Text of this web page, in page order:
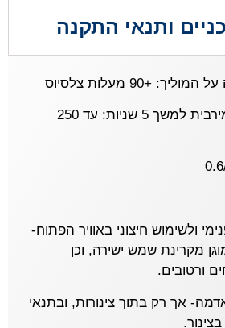
ותנאי התקנה
+90 מעלות צלסיוס
טמפרטורת קצר מירבית למשך 5 שניות: עד 250
ולשימוש חיצוני באוויר הפתוח-
מקרינת שמש ישירה, וכן
ורטובים.
אך רק בתוך צינורות, ובתנאי